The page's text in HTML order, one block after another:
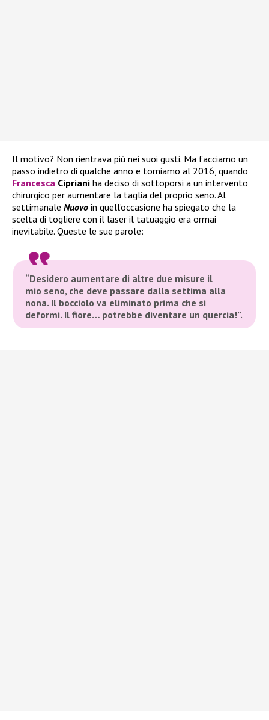
Il motivo? Non rientrava più nei suoi gusti. Ma facciamo un
passo indietro di qualche anno e torniamo al 2016, quando
Francesca Cipriani ha deciso di sottoporsi a un intervento
chirurgico per aumentare la taglia del proprio seno. Al
settimanale Nuovo in quell’occasione ha spiegato che la
scelta di togliere con il laser il tatuaggio era ormai
inevitabile. Queste le sue parole:
“Desidero aumentare di altre due misure il
mio seno, che deve passare dalla settima alla
nona. Il bocciolo va eliminato prima che si
deformi. Il fiore… potrebbe diventare un quercia!”.